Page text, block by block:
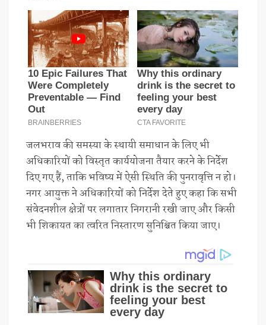
जलभराव की समस्या के स्थायी समाधान के लिए भी
अधिकारियों को विस्तृत कार्ययोजना तैयार करने के निर्देश
दिए गए हैं, ताकि भविष्य में ऐसी स्थिति की पुनरावृत्ति न हो।
नगर आयुक्त ने अधिकारियों को निर्देश देते हुए कहा कि सभी
संवेदनशील क्षेत्रों पर लगातार निगरानी रखी जाए और किसी
भी शिकायत का त्वरित निस्तारण सुनिश्चित किया जाए।